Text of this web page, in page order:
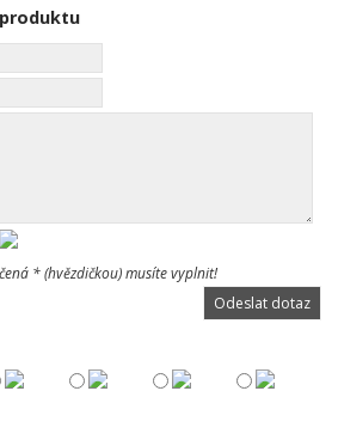
* (hvězdičkou) musíte vyplnit!